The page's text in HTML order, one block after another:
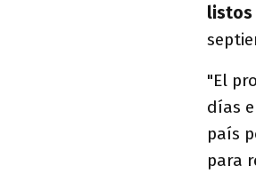
listos
"El
días
país
para